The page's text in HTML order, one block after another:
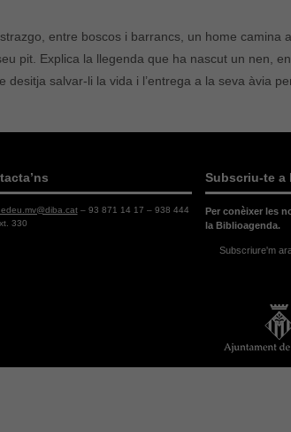
entre boscos i barrancs, un home camina
pit. Explica la llegenda que ha nascut un nen,
desitja salvar-li la vida i l’entrega a la seva àvia
– 93 871 14 17 – 938 444
330
Subscriu-te a
Per conèixer les
la Biblioagenda.
Subscriure'm